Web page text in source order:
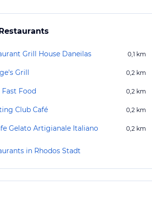
Grill House Daneilas 0,1 km
Grill 0,2 km
Fast Food 0,2 km
Club Café 0,2 km
Gelato Artigianale Italiano 0,2 km
in Rhodos Stadt